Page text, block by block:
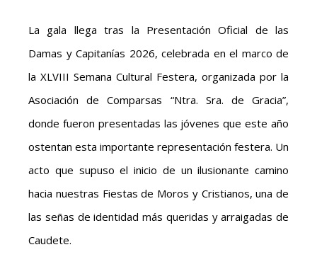
La gala llega tras la Presentación Oficial de las
Damas y Capitanías 2026, celebrada en el marco de
la XLVIII Semana Cultural Festera, organizada por la
Asociación de Comparsas “Ntra. Sra. de Gracia”,
donde fueron presentadas las jóvenes que este año
ostentan esta importante representación festera. Un
acto que supuso el inicio de un ilusionante camino
hacia nuestras Fiestas de Moros y Cristianos, una de
las señas de identidad más queridas y arraigadas de
Caudete.